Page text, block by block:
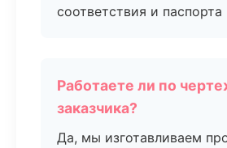
соответствия и паспорта
Работаете ли по
заказчика?
Да, мы изготавливаем